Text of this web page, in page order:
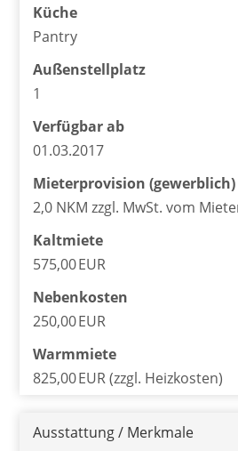
Küche
Pantry
Außen­stellplatz
1
Verfügbar ab
01.03.2017
Mieter­provision (gewerblich)
2,0 NKM zzgl. MwSt. vom
Kaltmiete
575,00 EUR
Nebenkosten
250,00 EUR
Warmmiete
825,00 EUR (zzgl. Heizkosten)
Ausstattung / Merkmale